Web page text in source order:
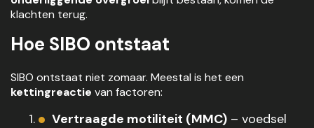
klachten terug.
Hoe SIBO ontstaat
SIBO ontstaat niet zomaar. Meestal is het een
kettingreactie van factoren:
Vertraagde motiliteit (MMC) – voedsel